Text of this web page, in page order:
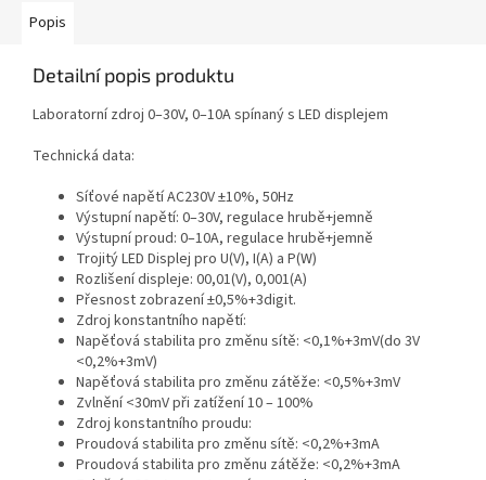
Popis
Detailní popis produktu
Laboratorní zdroj 0–30V, 0–10A spínaný s LED displejem
Technická data:
Síťové napětí AC230V ±10%, 50Hz
Výstupní napětí: 0–30V, regulace hrubě+jemně
Výstupní proud: 0–10A, regulace hrubě+jemně
Trojitý LED Displej pro U(V), I(A) a P(W)
Rozlišení displeje: 00,01(V), 0,001(A)
Přesnost zobrazení ±0,5%+3digit.
Zdroj konstantního napětí:
Napěťová stabilita pro změnu sítě: <0,1%+3mV(do 3V
<0,2%+3mV)
Napěťová stabilita pro změnu zátěže: <0,5%+3mV
Zvlnění <30mV při zatížení 10 – 100%
Zdroj konstantního proudu:
Proudová stabilita pro změnu sítě: <0,2%+3mA
Proudová stabilita pro změnu zátěže: <0,2%+3mA